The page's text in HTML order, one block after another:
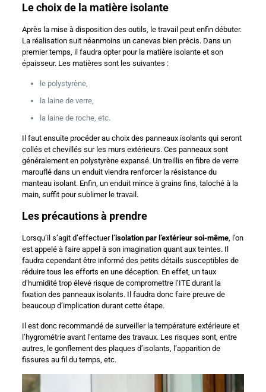
Le choix de la matière isolante
Après la mise à disposition des outils, le travail peut enfin débuter.
La réalisation suit néanmoins un canevas bien précis. Dans un
premier temps, il faudra opter pour la matière isolante et son
épaisseur. Les matières sont les suivantes :
le polystyrène,
la laine de verre,
la laine de roche, etc.
Il faut ensuite procéder au choix des panneaux isolants qui seront
collés et chevillés sur les murs extérieurs. Ces panneaux sont
généralement en polystyrène expansé. Un treillis en fibre de verre
marouflé dans un enduit viendra renforcer la résistance du
manteau isolant. Enfin, un enduit mince à grains fins, taloché à la
main, suffit pour sublimer le travail.
Les précautions à prendre
Lorsqu’il s’agit d’effectuer l’isolation par l’extérieur soi-même, l’on
est appelé à faire appel à son imagination quant aux teintes. Il
faudra cependant être informé des petits détails susceptibles de
réduire tous les efforts en une déception. En effet, un taux
d’humidité trop élevé risque de compromettre l’ITE durant la
fixation des panneaux isolants. Il faudra donc faire preuve de
beaucoup d’implication durant cette étape.
Il est donc recommandé de surveiller la température extérieure et
l’hygrométrie avant l’entame des travaux. Les risques sont, entre
autres, le gonflement des plaques d’isolants, l’apparition de
fissures au fil du temps, etc.